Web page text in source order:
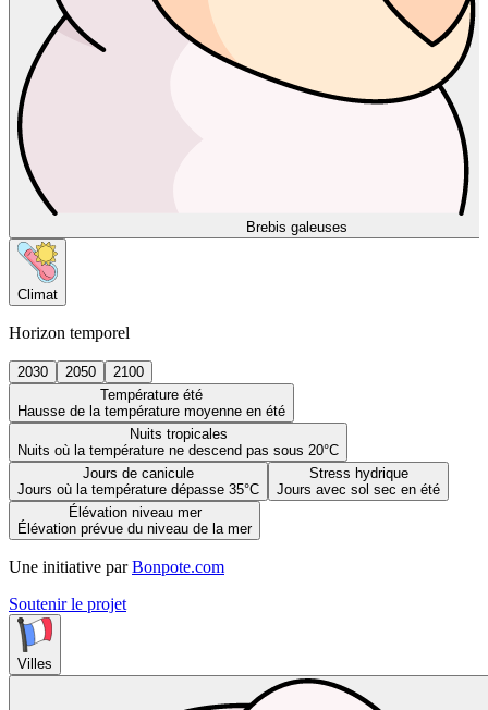
Brebis galeuses
Climat
Horizon temporel
2030 2050
2100
Température été
Hausse de la température moyenne en été
Nuits tropicales
Nuits où la température ne descend pas sous 20°C
Jours de canicule
Jours où la température dépasse 35°C
Stress hydrique
Jours avec sol sec en été
Élévation niveau mer
Élévation prévue du niveau de la mer
Une initiative par Bonpote.com
Soutenir le projet
Villes